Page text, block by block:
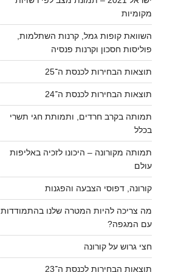
מקומיות
השוואת קופות גמל, קרנות השתלמות,
פוליסות חסכון וקרנות פנסיה
תוצאות הבחירות לכנסת ה־25
תוצאות הבחירות לכנסת ה־24
תמותה בקרב חרדים, ותמותת חגי תשרי
בכלל
תמותה מקורונה – היכונו לזכיה באליפות
עולם
קורונה, דפוסי הצבעה והפגנות
מה צריכה להיות המטרה שלנו בהתמודדות
עם המגפה?
חצי גרוש על קורונה
תוצאות הבחירות לכנסת ה־23